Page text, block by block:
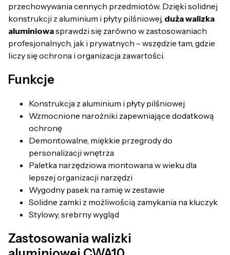
przechowywania cennych przedmiotów. Dzięki solidnej
konstrukcji z aluminium i płyty pilśniowej, duża walizka
aluminiowasprawdzi się zarówno w zastosowaniach
profesjonalnych, jak i prywatnych – wszędzie tam, gdzie
liczy się ochrona i organizacja zawartości.
Funkcje
Konstrukcja z aluminium i płyty pilśniowej
Wzmocnione narożniki zapewniające dodatkową
ochronę
Demontowalne, miękkie przegrody do
personalizacji wnętrza
Paletka narzędziowa montowana w wieku dla
lepszej organizacji narzędzi
Wygodny pasek na ramię w zestawie
Solidne zamki z możliwością zamykania na kluczyk
Stylowy, srebrny wygląd
Zastosowania walizki